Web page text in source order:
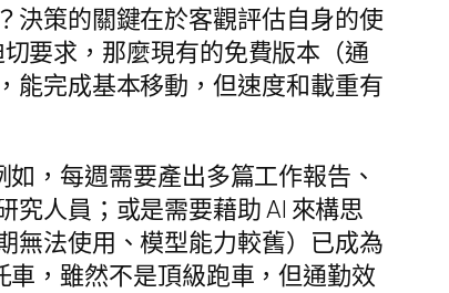
決策的關鍵在於客觀評估自身的使
要求，那麼現有的免費版本（通
能完成基本移動，但速度和載重有
，每週需要產出多篇工作報告、
人員；或是需要藉助 AI 來構思
無法使用、模型能力較舊）已成為
，雖然不是頂級跑車，但通勤效